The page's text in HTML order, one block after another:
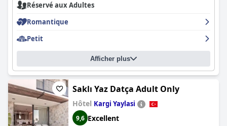
Réservé aux Adultes
Romantique
Petit
Afficher plus
Saklı Yaz Datça Adult Only
Hôtel Kargi Yaylasi
9,6 Excellent